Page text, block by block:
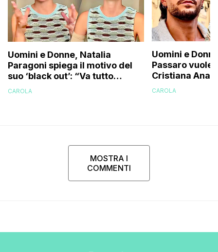
Uomini e Donne, Natalia
Paragoni spiega il motivo del
suo ‘black out’: “Va tutto
benissimo ma…”
CAROLA
Uomini e
Passaro vuole
Cristiana
corteggiatore
CAROLA
MOSTRA I
COMMENTI